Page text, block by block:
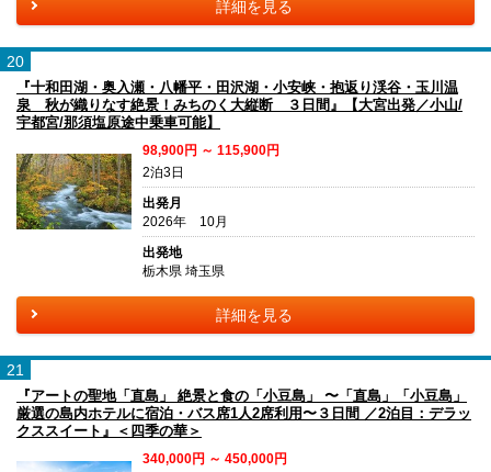
詳細を見る
20
『十和田湖・奥入瀬・八幡平・田沢湖・小安峡・抱返り渓谷・玉川温
泉 秋が織りなす絶景！みちのく大縦断 ３日間』【大宮出発／小山/
宇都宮/那須塩原途中乗車可能】
98,900円 ～ 115,900円
2泊3日
出発月
2026年 10月
出発地
栃木県 埼玉県
詳細を見る
21
『アートの聖地「直島」 絶景と食の「小豆島」 〜「直島」「小豆島」
厳選の島内ホテルに宿泊・バス席1人2席利用〜３日間 ／2泊目：デラッ
クススイート』＜四季の華＞
340,000円 ～ 450,000円